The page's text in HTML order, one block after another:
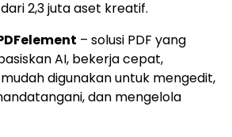
2,3 juta aset kreatif.
– solusi PDF yang
AI, bekerja cepat,
digunakan untuk mengedit,
dan mengelola